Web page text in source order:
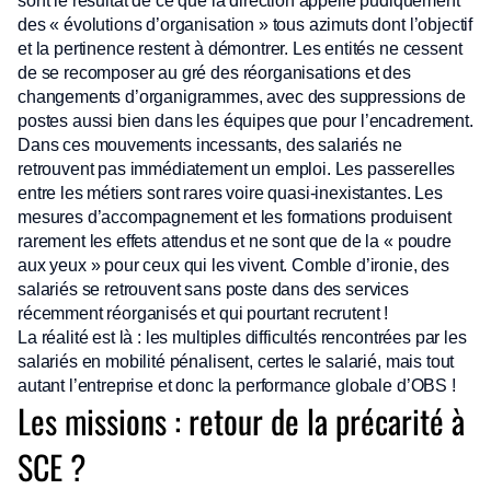
des « évolutions d’organisation » tous azimuts dont l’objectif
et la pertinence restent à démontrer. Les entités ne cessent
de se recomposer au gré des réorganisations et des
changements d’organigrammes, avec des suppressions de
postes aussi bien dans les équipes que pour l’encadrement.
Dans ces mouvements incessants, des salariés ne
retrouvent pas immédiatement un emploi. Les passerelles
entre les métiers sont rares voire quasi-inexistantes. Les
mesures d’accompagnement et les formations produisent
rarement les effets attendus et ne sont que de la « poudre
aux yeux » pour ceux qui les vivent. Comble d’ironie, des
salariés se retrouvent sans poste dans des services
récemment réorganisés et qui pourtant recrutent !
La réalité est là : les multiples difficultés rencontrées par les
salariés en mobilité pénalisent, certes le salarié, mais tout
autant l’entreprise et donc la performance globale d’OBS !
Les missions : retour de la précarité à
SCE ?